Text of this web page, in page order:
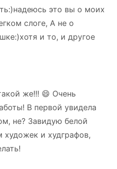
это вы о моих
слоге, А не о
и то, и другое
же!!! 😄 Очень
В первой увидела
не? Завидую белой
и худграфов,